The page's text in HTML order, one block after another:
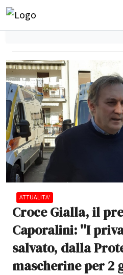
ATTUALITA'
Croce Gialla, il
Caporalini: ''I
salvato, dalla
mascherine per 2